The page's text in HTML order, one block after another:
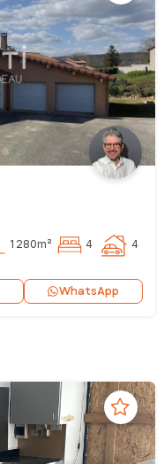
1 280m² 4 4
WhatsApp